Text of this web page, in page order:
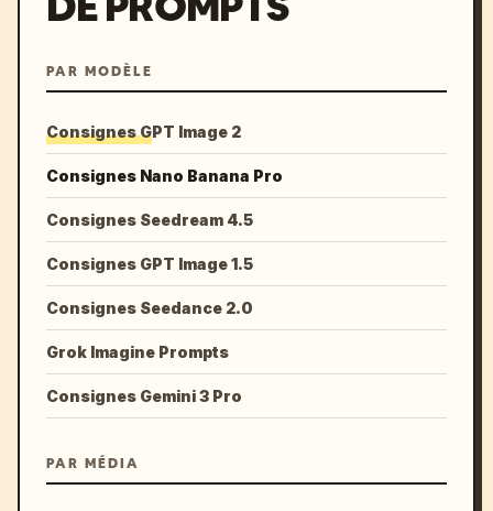
PAR MODÈLE
Consignes GPT Image 2
Consignes Nano Banana Pro
Consignes Seedream 4.5
Consignes GPT Image 1.5
Consignes Seedance 2.0
Grok Imagine Prompts
Consignes Gemini 3 Pro
PAR MÉDIA